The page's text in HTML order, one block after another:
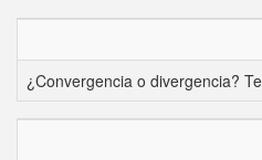
¿Convergencia o divergencia?